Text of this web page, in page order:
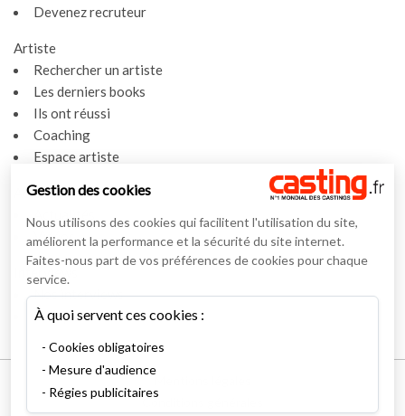
Devenez recruteur
Artiste
Rechercher un artiste
Les derniers books
Ils ont réussi
Coaching
Espace artiste
Actualités
Actualités
Vidéos
Interviews
Nos interviews
Lexique
Conditions générales
Gestion des cookies
Nous utilisons des cookies qui facilitent l'utilisation du site,
améliorent la performance et la sécurité du site internet.
Faites-nous part de vos préférences de cookies pour chaque
service.
À quoi servent ces cookies :
Cookies obligatoires
Mesure d'audience
Régies publicitaires